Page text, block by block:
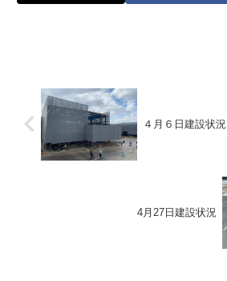
４月６日建設状況
4月27日建設状況